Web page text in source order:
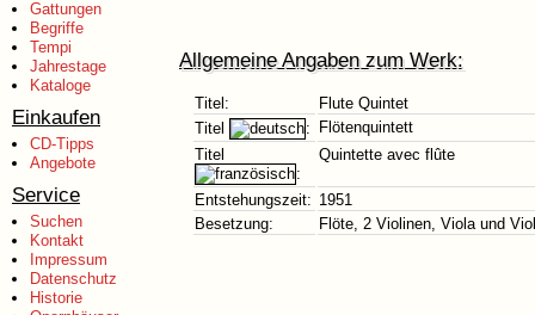
Gattungen
Begriffe
Tempi
Jahrestage
Kataloge
Einkaufen
CD-Tipps
Angebote
Service
Suchen
Kontakt
Impressum
Datenschutz
Historie
Allgemeine Angaben zum Werk:
Titel:
Flute Quintet
Titel
:
Flötenquintett
Titel
:
Quintette avec flûte
Entstehungszeit: 1951
Besetzung:
Flöte, 2 Violinen, Viola und